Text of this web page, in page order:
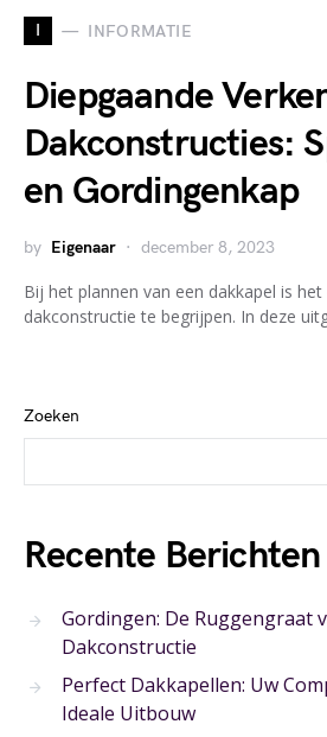
I INFORMATIE
Diepgaande
Dakconstructies:
en Gordingenkap
by Eigenaar december 8, 2023
Bij het plannen van een dakkapel is
dakconstructie te begrijpen. In deze
Zoeken
Recente Berichten
Gordingen: De Ruggengraat
Dakconstructie
Perfect Dakkapellen: Uw
Ideale Uitbouw